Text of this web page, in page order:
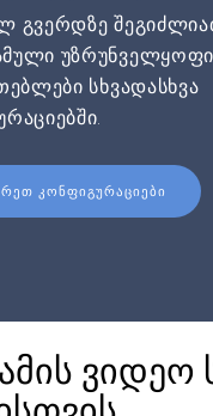
გვერდზე
სხვადასხვა
ᲙᲝᲜᲤᲘᲒᲣᲠᲐᲪᲘᲔᲑᲘ
ვიდეო